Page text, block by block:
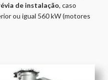
de instalação, caso
ou igual 560 kW (motores